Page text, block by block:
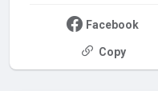
Facebook
Copy